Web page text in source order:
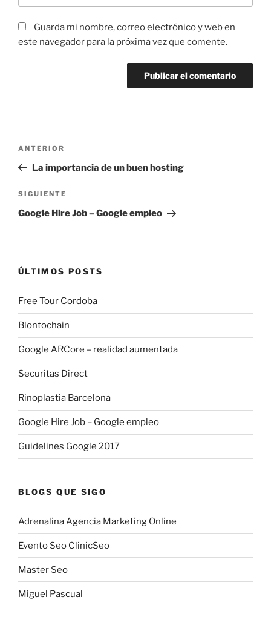
Guarda mi nombre, correo electrónico y web en
este navegador para la próxima vez que comente.
Navegación
entradas
Entrada
anterior:
ANTERIOR
La importancia de un buen hosting
Siguiente
entrada
SIGUIENTE
Google Hire Job – Google empleo
ÚLTIMOS POSTS
Free Tour Cordoba
Blontochain
Google ARCore – realidad aumentada
Securitas Direct
Rinoplastia Barcelona
Google Hire Job – Google empleo
Guidelines Google 2017
BLOGS QUE SIGO
Adrenalina Agencia Marketing Online
Evento Seo ClinicSeo
Master Seo
Miguel Pascual